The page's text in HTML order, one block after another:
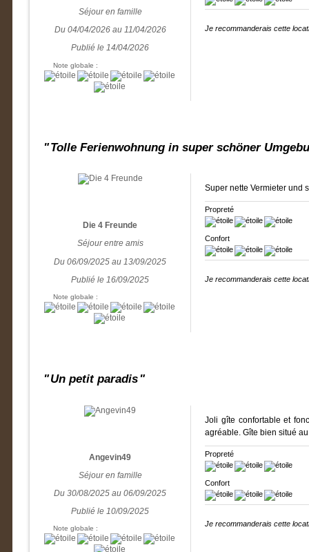
Séjour en famille
Du 04/04/2026 au 11/04/2026
Publié le 14/04/2026
Note globale :
Je recommanderais cette
Tolle Ferienwohnung in super schöner
Die 4 Freunde
Séjour entre amis
Du 06/09/2025 au 13/09/2025
Publié le 16/09/2025
Note globale :
Super nette Vermieter und
Propreté
Confort
Je recommanderais cette
Un petit paradis
Angevin49
Séjour en famille
Du 30/08/2025 au 06/09/2025
Publié le 10/09/2025
Note globale :
Joli gîte confortable et
agréable. Gîte bien situé
Propreté
Confort
Je recommanderais cette